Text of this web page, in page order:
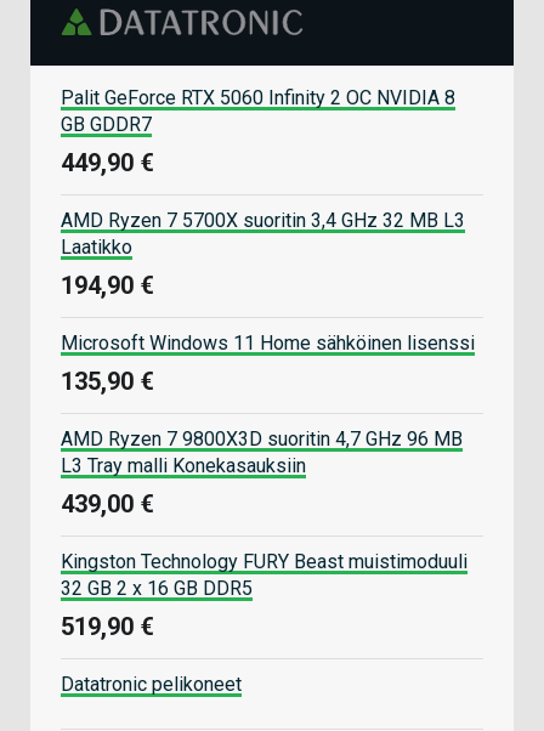
Palit GeForce RTX 5060 Infinity 2 OC NVIDIA 8
GB GDDR7
449,90 €
AMD Ryzen 7 5700X suoritin 3,4 GHz 32 MB L3
Laatikko
194,90 €
Microsoft Windows 11 Home sähköinen lisenssi
135,90 €
AMD Ryzen 7 9800X3D suoritin 4,7 GHz 96 MB
L3 Tray malli Konekasauksiin
439,00 €
Kingston Technology FURY Beast muistimoduuli
32 GB 2 x 16 GB DDR5
519,90 €
Datatronic pelikoneet